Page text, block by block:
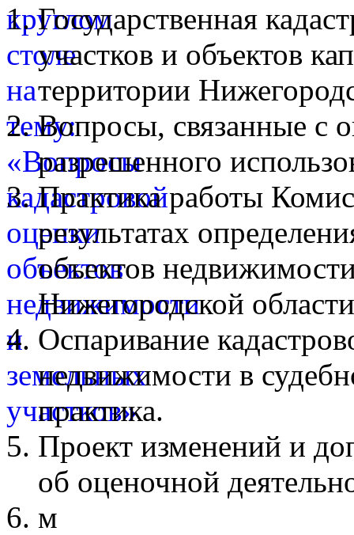
Государственная
участков и объектов
территории
Вопросы, связанные с
разрешенного
Практика работы
результатах
объектов
Нижегородской
Оспаривание
недвижимости в
практика.
Проект изменений и
об оценочной
м